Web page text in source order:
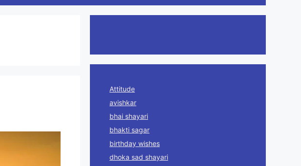
Attitude
avishkar
bhai shayari
bhakti sagar
birthday wishes
dhoka sad shayari